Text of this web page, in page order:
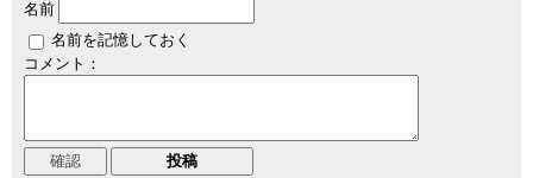
名前
名前を記憶しておく
コメント：